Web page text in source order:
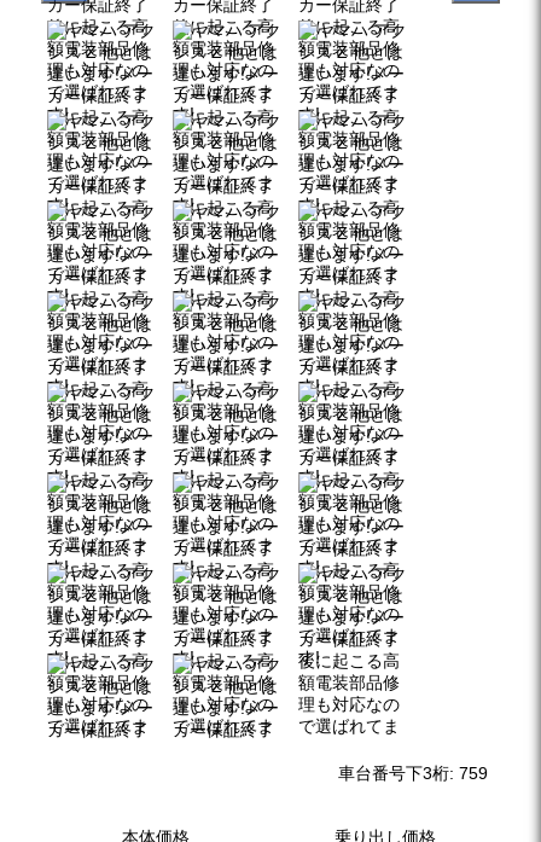
車台番号下3桁: 759
本体価格 乗り出し価格